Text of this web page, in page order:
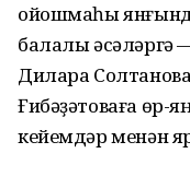
ойошмаһы
балалы әсәләргә
Дилара
Ғибәҙәтоваға өр-
кейемдәр менән